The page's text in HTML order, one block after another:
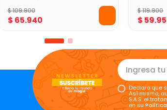
$109.900
$ 65.940
$119.900
$ 59.
Declaro que
Así mismo,
S.A.S. el
en su